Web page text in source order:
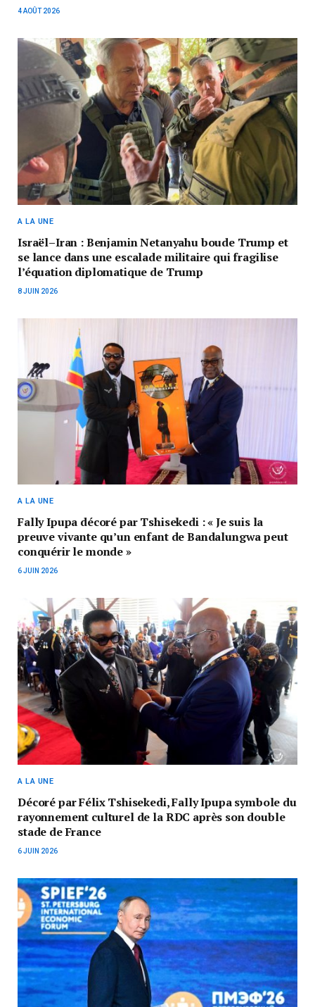
4 AOÛT 2026
A LA UNE
Israël–Iran : Benjamin Netanyahu boude Trump et
se lance dans une escalade militaire qui fragilise
l’équation diplomatique de Trump
8 JUIN 2026
A LA UNE
Fally Ipupa décoré par Tshisekedi : « Je suis la
preuve vivante qu’un enfant de Bandalungwa peut
conquérir le monde »
6 JUIN 2026
A LA UNE
Décoré par Félix Tshisekedi, Fally Ipupa symbole du
rayonnement culturel de la RDC après son double
stade de France
6 JUIN 2026